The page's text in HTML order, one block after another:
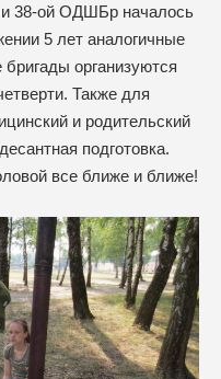
и 38-ой ОДШБр началось
5 лет аналогичные
организуются
Также для
и родительский
подготовка.
все ближе и ближе!